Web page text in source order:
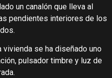
un canalón que lleva al
pendientes interiores de los
se ha diseñado uno
pulsador timbre y luz de